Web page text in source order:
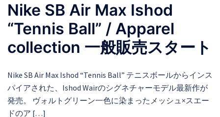
Nike SB Air Max Ishod
“Tennis Ball” / Apparel
collection 一般販売スタート
Nike SB Air Max Ishod “Tennis Ball” テニスボールからインス
パイアされた、Ishod Wairのシグネチャーモデル最新作が
発売。 ヴォルトグリーン一色に染まったメッシュ×スエー
ドのア […]